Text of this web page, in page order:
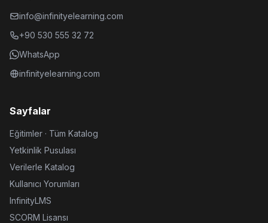
info@infinityelearning.com
+90 530 555 32 72
WhatsApp
infinityelearning.com
Sayfalar
Eğitimler · Tüm Katalog
Yetkinlik Pusulası
Verilerle Katalog
Kullanıcı Yorumları
InfinityLMS
SCORM Lisansı